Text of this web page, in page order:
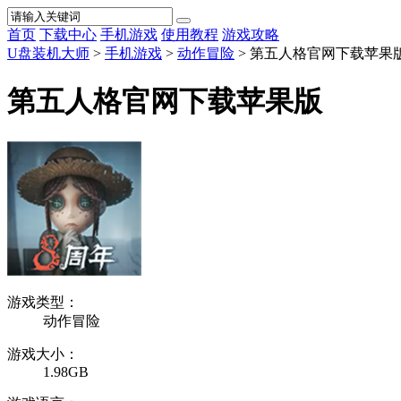
首页 下载中心 手机游戏 使用教程 游戏攻略
U盘装机大师 > 手机游戏 > 动作冒险 > 第五人格官网下载苹果
第五人格官网下载苹果版
游戏类型：
动作冒险
游戏大小：
1.98GB